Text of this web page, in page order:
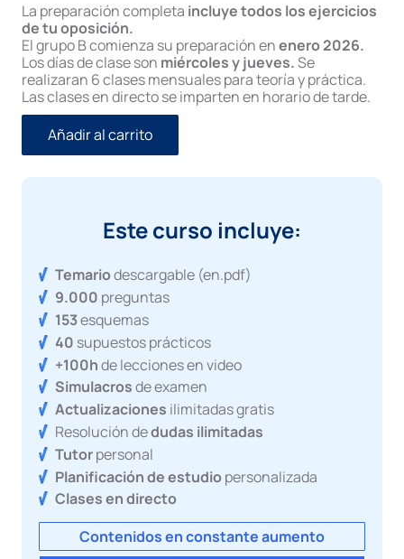
La preparación completa incluye todos los ejercicios
de tu oposición.
El grupo B comienza su preparación enenero 2026.
Los días de clase son miércoles y jueves.Se
realizaran 6 clases mensuales para teoría y práctica.
Las clases en directo se imparten en horario de tarde.
Añadir al carrito
Este curso incluye:
Temariodescargable (en.pdf)
9.000 preguntas
153esquemas
40 supuestos prácticos
+100hde lecciones en video
Simulacrosde examen
Actualizaciones ilimitadas gratis
Resolución dedudas ilimitadas
Tutorpersonal
Planificación de estudiopersonalizada
Clases en directo
Contenidos en constante aumento